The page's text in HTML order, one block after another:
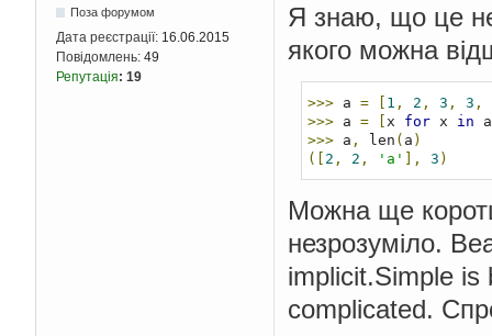
    cout
<< '\n' ;
/* Перебираємо
/* Рахуємо
for
( j = ,
/* Якщо
if
(
                flag
}
/*
if (flag >= 2
/*
for
(j =
/*
Поза форумом
Дата реєстрації: 16.06.2015
Повідомлень: 49
Репутація: 19
Я знаю, що це
якого можна
>>> a = 1 , 2 , 3 , 3 ,
>>> a = x for x in
>>> a , len ( a )
([ 2 , 2 , 'a' ], 3 )
Можна ще
незрозуміло.
implicit.Simple is
complicated.